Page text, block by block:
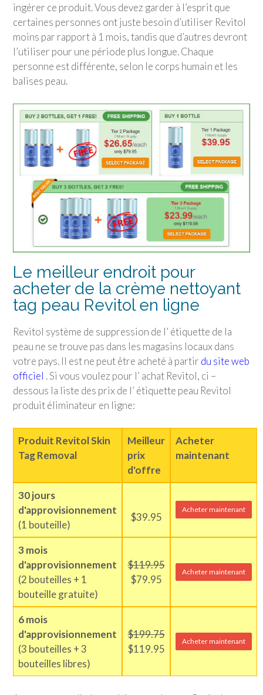
ingérer ce produit. Vous devez garder à l’esprit que
certaines personnes ont juste besoin d’utiliser Revitol
moins par rapport à 1 mois, tandis que d’autres devront
l’utiliser pour une période plus longue. Chaque
personne est différente, selon le corps humain et les
balises peau.
Le meilleur endroit pour
acheter de la crème nettoyant
tag peau Revitol en ligne
Revitol système de suppression de l’ étiquette de la
peau ne se trouve pas dans les magasins locaux dans
votre pays. Il est ne peut être acheté à partir du site web
officiel . Si vous voulez pour l’ achat Revitol, ci –
dessous la liste des prix de l’ étiquette peau Revitol
produit éliminateur en ligne:
Produit Revitol Skin
Tag Removal
Meilleur
prix
d'offre
Acheter
maintenant
30 jours
d'approvisionnement
(1 bouteille)
$39.95
Acheter maintenant
3 mois
d'approvisionnement
(2 bouteilles + 1
bouteille gratuite)
$119.95
$79.95
Acheter maintenant
6 mois
d'approvisionnement
(3 bouteilles + 3
bouteilles libres)
$199.75
$119.95
Acheter maintenant